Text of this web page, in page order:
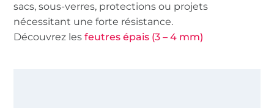
sacs, sous-verres, protections ou projets
nécessitant une forte résistance.
Découvrez lesfeutres épais (3 – 4 mm)